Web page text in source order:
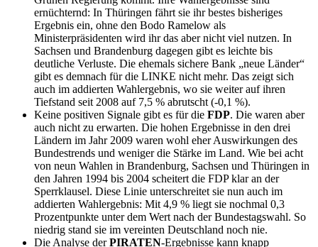
ernüchternd: In Thüringen fährt sie ihr bestes bisheriges
Ergebnis ein, ohne den Bodo Ramelow als
Ministerpräsidenten wird ihr das aber nicht viel nutzen. In
Sachsen und Brandenburg dagegen gibt es leichte bis
deutliche Verluste. Die ehemals sichere Bank „neue Länder“
gibt es demnach für die LINKE nicht mehr. Das zeigt sich
auch im addierten Wahlergebnis, wo sie weiter auf ihren
Tiefstand seit 2008 auf 7,5 % abrutscht (-0,1 %).
Keine positiven Signale gibt es für die FDP. Die waren aber
auch nicht zu erwarten. Die hohen Ergebnisse in den drei
Ländern im Jahr 2009 waren wohl eher Auswirkungen des
Bundestrends und weniger die Stärke im Land. Wie bei acht
von neun Wahlen in Brandenburg, Sachsen und Thüringen in
den Jahren 1994 bis 2004 scheitert die FDP klar an der
Sperrklausel. Diese Linie unterschreitet sie nun auch im
addierten Wahlergebnis: Mit 4,9 % liegt sie nochmal 0,3
Prozentpunkte unter dem Wert nach der Bundestagswahl. So
niedrig stand sie im vereinten Deutschland noch nie.
Die Analyse derPIRATEN-Ergebnisse kann knapp